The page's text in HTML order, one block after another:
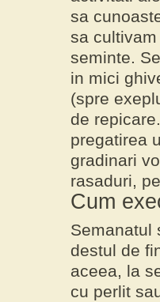
sa
sa
seminte.
in mici
(spre
de
pregatirea
gradinari
rasaduri,
Cum
Semanatul
destul de
aceea, la
cu perlit